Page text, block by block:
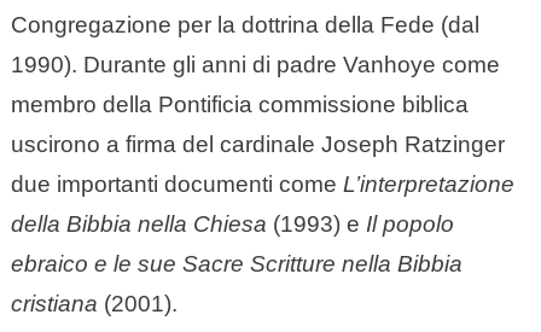
Congregazione per la dottrina della Fede (dal
1990). Durante gli anni di padre Vanhoye come
membro della Pontificia commissione biblica
uscirono a firma del cardinale Joseph Ratzinger
due importanti documenti come L’interpretazione
della Bibbia nella Chiesa (1993) e Il popolo
ebraico e le sue Sacre Scritture nella Bibbia
cristiana (2001).